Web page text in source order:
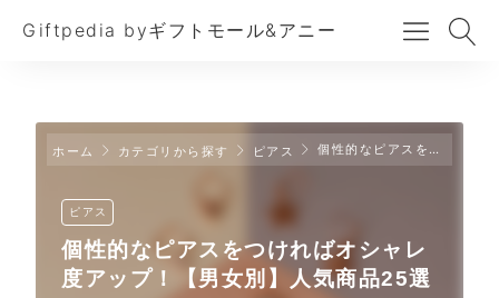
Giftpedia byギフトモール&アニー
ホーム カテゴリから探す ピアス 個性的なピアスをつければオシャレ度アップ！【男女別】人気商品25選
ピアス
個性的なピアスをつければオシャレ
度アップ！【男女別】人気商品25選